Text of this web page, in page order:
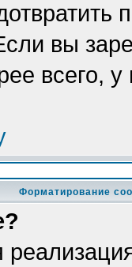
вы
всего,
Форматирование